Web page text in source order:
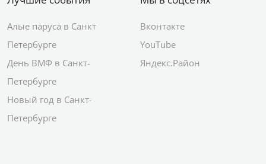
Алые паруса в Санкт
Петербурге
День ВМФ в Санкт-
Петербурге
Новый год в Санкт-
Петербурге
Вконтакте
YouTube
Яндекс.Район